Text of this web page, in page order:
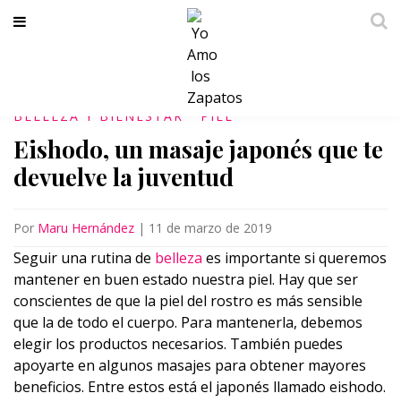
BELLEZA Y BIENESTAR PIEL
Eishodo, un masaje japonés que te
devuelve la juventud
Por Maru Hernández | 11 de marzo de 2019
Seguir una rutina de belleza es importante si queremos
mantener en buen estado nuestra piel. Hay que ser
conscientes de que la piel del rostro es más sensible
que la de todo el cuerpo. Para mantenerla, debemos
elegir los productos necesarios. También puedes
apoyarte en algunos masajes para obtener mayores
beneficios. Entre estos está el japonés llamado eishodo.